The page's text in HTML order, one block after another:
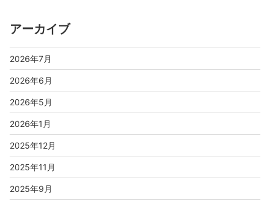
アーカイブ
2026年7月
2026年6月
2026年5月
2026年1月
2025年12月
2025年11月
2025年9月